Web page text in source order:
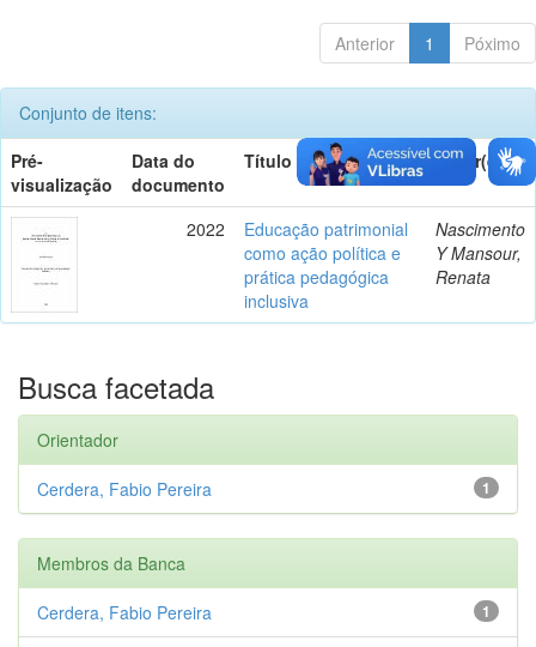
Anterior 1 Póximo
Conjunto de itens:
Pré-
visualização
Data do
documento
Título Autor(es)
2022
Educação patrimonial
como ação política e
prática pedagógica
inclusiva
Nascimento
Y Mansour,
Renata
Busca facetada
Orientador
1
Cerdera, Fabio Pereira
Membros da Banca
1
Cerdera, Fabio Pereira